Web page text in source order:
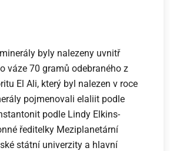
byly nalezeny uvnitř
váze 70 gramů odebraného z
El Ali, který byl nalezen v roce
pojmenovali elaliit podle
podle Lindy Elkins-
ředitelky Meziplanetární
státní univerzity a hlavní